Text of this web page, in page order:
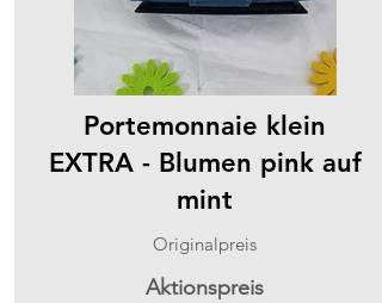
Portemonnaie klein
EXTRA - Blumen pink auf
mint
Originalpreis
Aktionspreis